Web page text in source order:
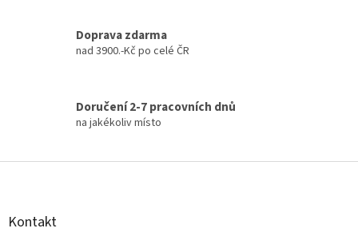
Doprava zdarma
nad 3900.-Kč po celé ČR
Doručení 2-7 pracovních dnů
na jakékoliv místo
Z
Kontakt